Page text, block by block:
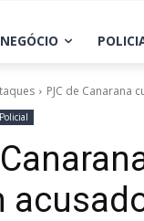
PJC de
Policial